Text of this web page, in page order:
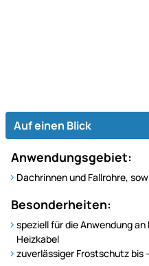
Auf einen Blick
Anwendungsgebiet:
Dachrinnen und Fallrohre,
Besonderheiten:
speziell für die Anwendung
Heizkabel
zuverlässiger Frostschutz bis